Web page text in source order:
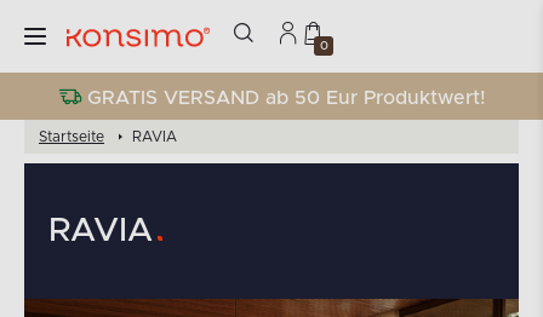
0
GRATIS VERSAND ab 50 Eur Produktwert!
Startseite RAVIA
RAVIA